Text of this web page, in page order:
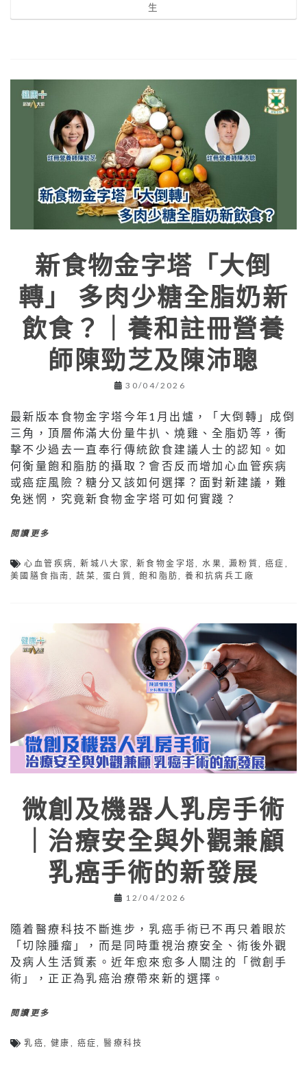
生
新食物金字塔「大倒
轉」 多肉少糖全脂奶新
飲食？｜養和註冊營養
師陳勁芝及陳沛聰
30/04/2026
最新版本食物金字塔今年1月出爐，「大倒轉」成倒
三角，頂層佈滿大份量牛扒、燒雞、全脂奶等，衝
擊不少過去一直奉行傳統飲食建議人士的認知。如
何衡量飽和脂肪的攝取？會否反而增加心血管疾病
或癌症風險？糖分又該如何選擇？面對新建議，難
免迷惘，究竟新食物金字塔可如何實踐？
閱讀更多
心血管疾病 ,新城八大家 ,新食物金字塔 ,水果 澱粉質 癌症
美國膳食指南
,蔬菜 蛋白質 飽和脂肪 ,養和抗病兵工廠
微創及機器人乳房手術
｜治療安全與外觀兼顧
乳癌手術的新發展
12/04/2026
隨着醫療科技不斷進步，乳癌手術已不再只着眼於
「切除腫瘤」，而是同時重視治療安全、術後外觀
及病人生活質素。近年愈來愈多人關注的「微創手
術」，正正為乳癌治療帶來新的選擇。
閱讀更多
乳癌,健康 , 癌症,醫療科技